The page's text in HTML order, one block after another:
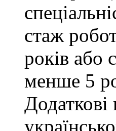
стаж
років або
менше 5